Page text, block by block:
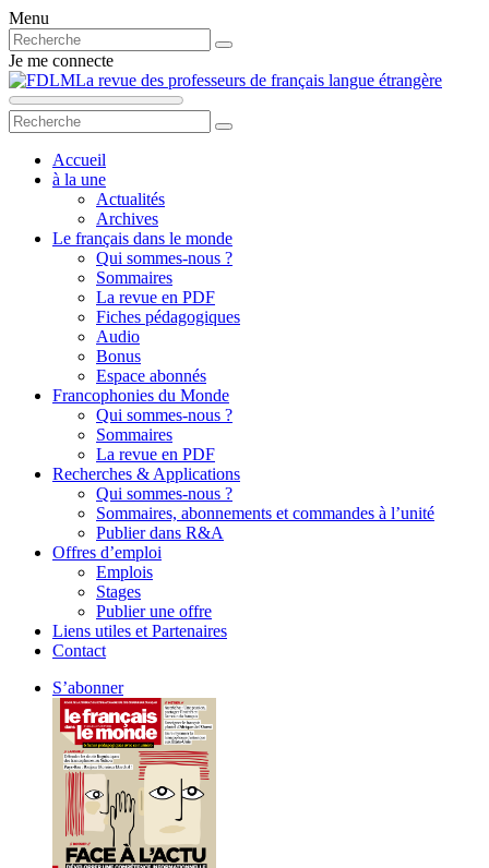
Menu
Je me connecte
La revue des professeurs de français langue étrangère
Accueil
à la une
Actualités
Archives
Le français dans le monde
Qui sommes-nous ?
Sommaires
La revue en PDF
Fiches pédagogiques
Audio
Bonus
Espace abonnés
Francophonies du Monde
Qui sommes-nous ?
Sommaires
La revue en PDF
Recherches & Applications
Qui sommes-nous ?
Sommaires, abonnements et commandes à l’unité
Publier dans R&A
Offres d’emploi
Emplois
Stages
Publier une offre
Liens utiles et Partenaires
Contact
S’abonner